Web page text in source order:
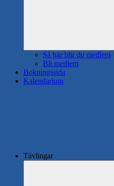
Så här blir du medlem
Bli medlem
Bokningssida
Kalendarium
Tävlingar